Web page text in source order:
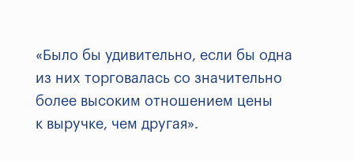
«Было бы удивительно, если бы одна
из них торговалась со значительно
более высоким отношением цены
к выручке, чем другая».